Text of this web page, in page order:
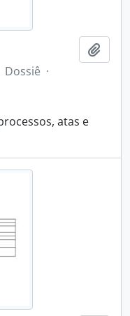
Dossiê ·
atas e